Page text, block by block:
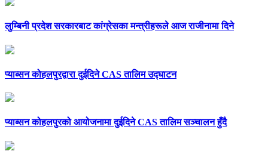
लुम्बिनी प्रदेश सरकारबाट कांग्रेसका मन्त्रीहरूले आज राजीनामा दिने
प्याब्सन कोहलपुरद्वारा दुईदिने CAS तालिम उद्घाटन
प्याब्सन कोहलपुरको आयोजनामा दुईदिने CAS तालिम सञ्चालन हुँदै